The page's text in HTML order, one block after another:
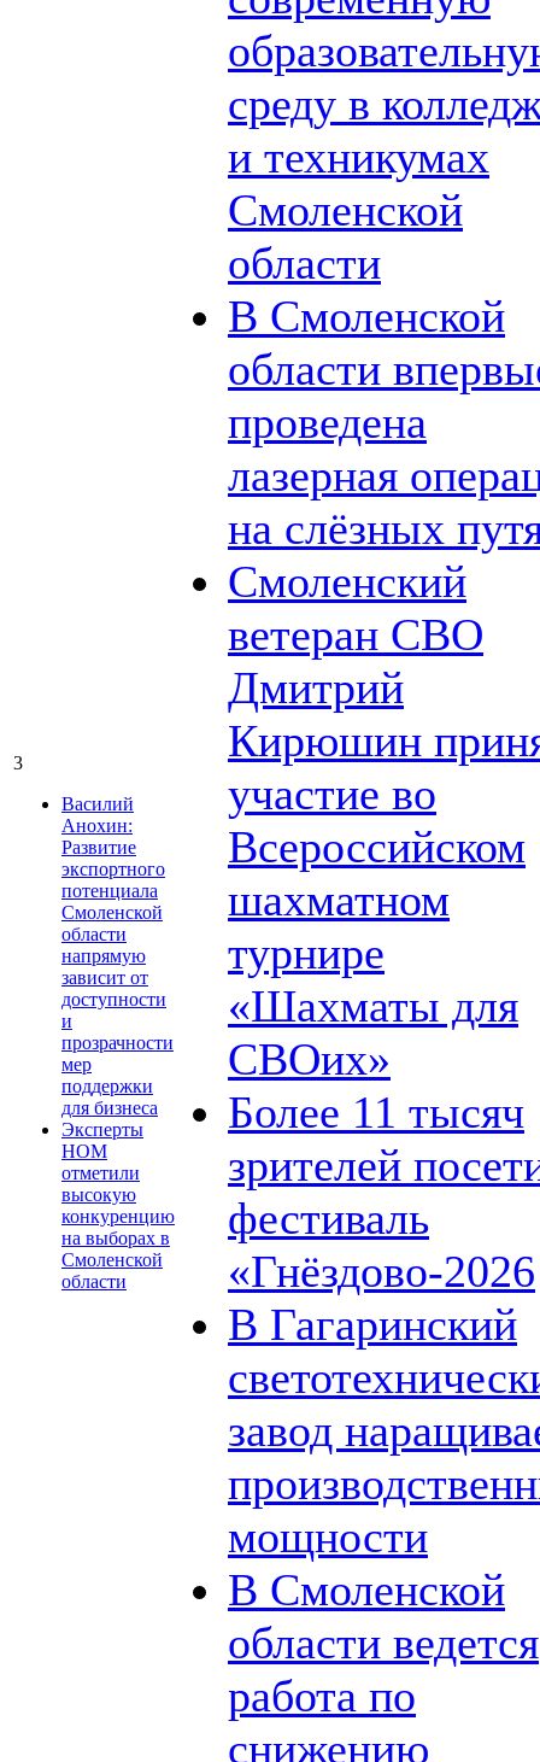
3
Василий
Анохин:
Развитие
экспортного
потенциала
Смоленской
области
напрямую
зависит от
доступности
и
прозрачности
мер
поддержки
для бизнеса
Эксперты
НОМ
отметили
высокую
конкуренцию
на выборах в
Смоленской
области
среду в
и техникумах
Смоленской
области
В Смоленской
области
проведена
лазерная
на слёзных
Смоленский
ветеран СВО
Дмитрий
Кирюшин
участие во
Всероссийском
шахматном
турнире
«Шахматы для
СВОих»
Более 11 тысяч
зрителей
фестиваль
«Гнёздово-2026
В Гагаринский
завод
мощности
В Смоленской
области ведется
работа по
снижению